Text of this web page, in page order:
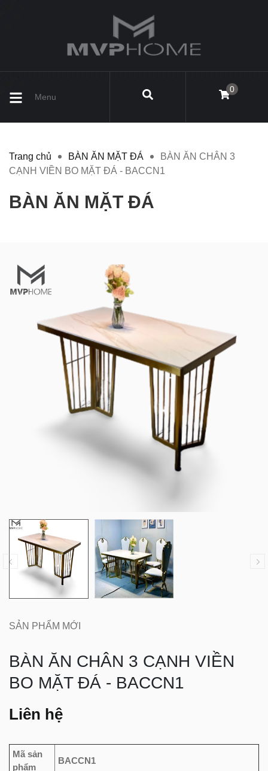
Menu
0
Trang chủ BÀN ĂN MẶT ĐÁ
BÀN ĂN CHÂN 3
CẠNH VIỀN BO MẶT ĐÁ - BACCN1
BÀN ĂN MẶT ĐÁ
SẢN PHẨM MỚI
BÀN ĂN CHÂN 3 CẠNH VIỀN
BO MẶT ĐÁ - BACCN1
Liên hệ
Mã sản
phẩm
BACCN1